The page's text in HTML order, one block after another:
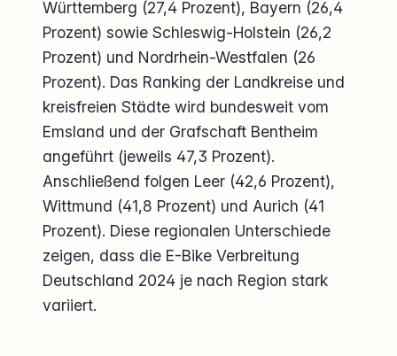
Württemberg (27,4 Prozent), Bayern (26,4
Prozent) sowie Schleswig-Holstein (26,2
Prozent) und Nordrhein-Westfalen (26
Prozent). Das Ranking der Landkreise und
kreisfreien Städte wird bundesweit vom
Emsland und der Grafschaft Bentheim
angeführt (jeweils 47,3 Prozent).
Anschließend folgen Leer (42,6 Prozent),
Wittmund (41,8 Prozent) und Aurich (41
Prozent). Diese regionalen Unterschiede
zeigen, dass die E-Bike Verbreitung
Deutschland 2024 je nach Region stark
variiert.